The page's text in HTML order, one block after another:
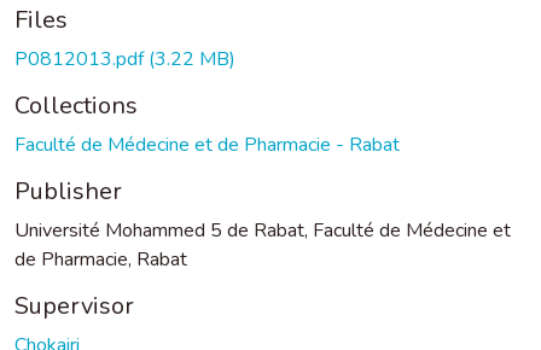
Files
P0812013.pdf(3.22 MB)
Collections
Faculté de Médecine et de Pharmacie - Rabat
Publisher
Université Mohammed 5 de Rabat, Faculté de Médecine et
de Pharmacie, Rabat
Supervisor